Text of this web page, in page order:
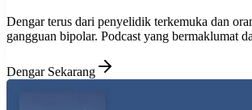
Dengar terus dari penyelidik terkemuka dan
gangguan bipolar. Podcast yang bermaklumat
Dengar Sekarang